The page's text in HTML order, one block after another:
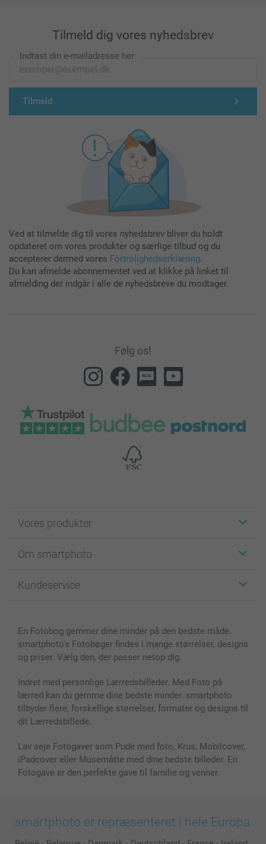
Tilmeld dig vores nyhedsbrev
Indtast din e-mailadresse her
Tilmeld
Ved at tilmelde dig til vores nyhedsbrev bliver du holdt
opdateret om vores produkter og særlige tilbud og du
accepterer dermed vores Fortrolighedserklæring.
Du kan afmelde abonnementet ved at klikke på linket til
afmelding der indgår i alle de nyhedsbreve du modtager.
Følg os!
Vores produkter
Fotokort
Fotobøger
Cover til mobil & tablet
MyNameBook
Fotorammer & Tilbehør
Alle fotoprodukter
Om smartphoto
For affiliate
Sitemap
Betingelser og garantier
Kundeservice
smartbonus
Priser & betaling
En Fotobog gemmer dine minder på den bedste måde.
smartphoto's Fotobøger findes i mange størrelser, designs
og priser. Vælg den, der passer netop dig.
Indret med personlige Lærredsbilleder. Med Foto på
lærred kan du gemme dine bedste minder. smartphoto
tilbyder flere, forskellige størrelser, formater og designs til
dit Lærredsbillede.
Lav seje Fotogaver som Pude med foto, Krus, Mobilcover,
iPadcover eller Musemåtte med dine bedste billeder. En
Fotogave er den perfekte gave til familie og venner.
smartphoto er repræsenteret i hele Europa